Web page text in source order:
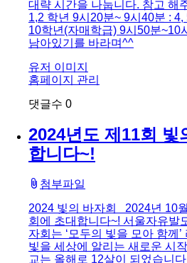
대략 시간을 나눕니다. 참고 해
1,2 학년 9시20분~ 9시40분 :
10학년(자매학급) 9시50분~10
남아있기를 바라며^^
유저 이미지
홈페이지 관리
댓글수 0
2024년도 제11회 빛
합니다~!
첨부파일
2024 빛의 바자회 ​ ​ 2024년 10
회에 초대합니다~! 서울자유발
자회는 ‘모두의 빛을 모아 함께
빛을 세상에 알리는 새로운 시
교는 올해로 12살이 되었습니